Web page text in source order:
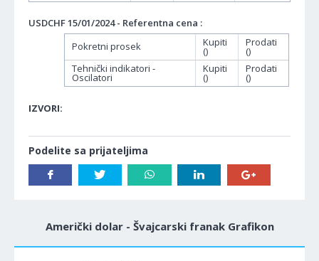
USDCHF 15/01/2024 - Referentna cena :
Pokretni prosek
Kupiti
()
Prodati
()
Tehnički indikatori -
Oscilatori
Kupiti
()
Prodati
()
IZVORI:
Podelite sa prijateljima
Američki dolar - Švajcarski franak Grafikon